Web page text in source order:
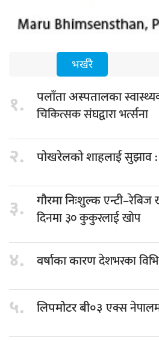
भर्खरै
१. पलाँता अस्पतालका
चिकित्सक संघद्वारा भर्त्सना
२. पोखरेलको शाहलाईसुझाव
३. गौरमा निःशुल्कएन्टी–रेबिज
दिनमा ३० कुकुरलाई खोप
४. वर्षाका कारणदेशभरका
५. लिपमोटर बी०३एक्स